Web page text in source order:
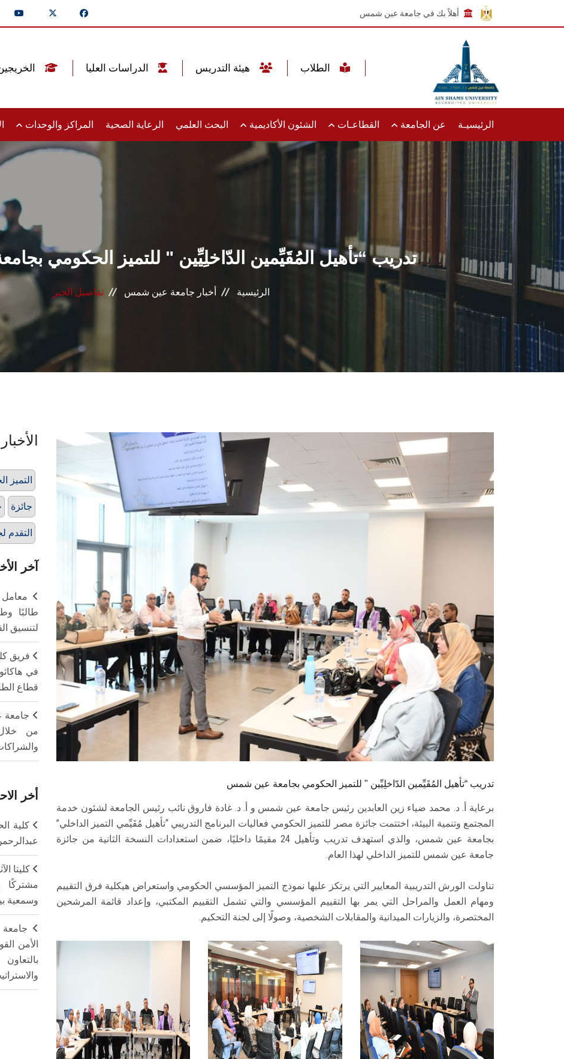
أهلاً بك في جامعة عين شمس
الرئيسيـة عن الجامعة القطاعـات الشئون الأكاديمية البحث العلمي الرعاية الصحية المراكز والوحدات
تدريب “تأهيل المُقَيِّمين الدّاخلِيِّين " للتميز الحكومي
الرئيسية أخبار جامعة عين شمس تفاصيل الخبر
تدريب “تأهيل المُقَيِّمين الدّاخلِيِّين " للتميز الحكومي بجامعة عين شمس
برعاية أ. د. محمد ضياء زين العابدين رئيس جامعة عين شمس و أ. د. غادة فاروق نائب رئيس الجامعة لشئون خدمة
المجتمع وتنمية البيئة، اختتمت جائزة مصر للتميز الحكومي فعاليات البرنامج التدريبي “تأهيل مُقَيِّمي التميز الداخلي”
بجامعة عين شمس، والذي استهدف تدريب وتأهيل 24 مقيمًا داخليًا، ضمن استعدادات النسخة الثانية من جائزة
جامعة عين شمس للتميز الداخلي لهذا العام.
تناولت الورش التدريبية المعايير التي يرتكز عليها نموذج التميز المؤسسي الحكومي واستعراض هيكلية فرق التقييم
ومهام العمل والمراحل التي يمر بها التقييم المؤسسي والتي تشمل التقييم المكتبي، وإعداد قائمة المرشحين
المختصرة، والزيارات الميدانية والمقابلات الشخصية، وصولًا إلى لجنة التحكيم.
التميز
جائزة
التقدم
آخر
طالبًا
لتنسيق
فريق
في
قطاع
جامعة
من
أخر
كلية
كليتا
مشتركًا
وسمعية
الأمن